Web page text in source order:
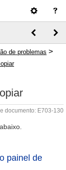
de problemas >
documento: E703-130
painel de